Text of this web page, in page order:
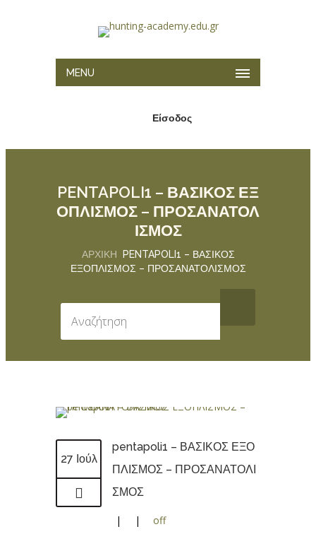
MENU
Είσοδος
PENTAPOLI1 – ΒΑΣΙΚΟΣ ΕΞ
ΟΠΛΙΣΜΟΣ – ΠΡΟΣΑΝΑΤΟΛ
ΙΣΜΟΣ
ΑΡΧΙΚΉ
PENTAPOLI1 – ΒΑΣΙΚΟΣ
ΕΞΟΠΛΙΣΜΟΣ – ΠΡΟΣΑΝΑΤΟΛΙΣΜΟΣ
27 Ιούλ
pentapoli1 – ΒΑΣΙΚΟΣ ΕΞΟ
ΠΛΙΣΜΟΣ – ΠΡΟΣΑΝΑΤΟΛΙ
ΣΜΟΣ
| | off